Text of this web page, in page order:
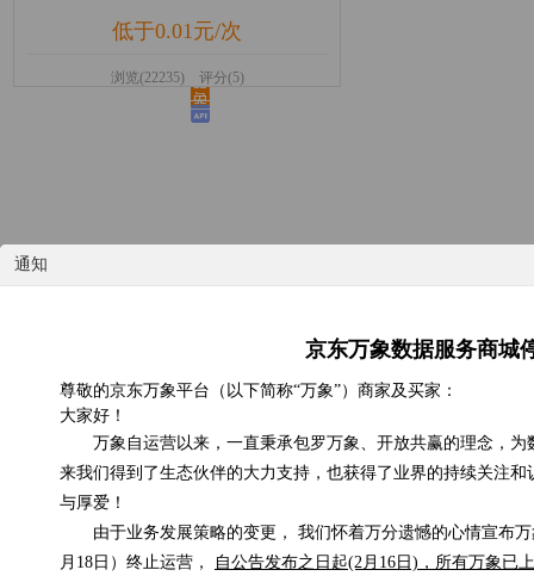
通知
京东万象数据服务商城
尊敬的京东万象平台（以下简称“万象”）商家及买家：
大家好！
万象自运营以来，一直秉承包罗万象、开放共赢的理念，
来我们得到了生态伙伴的大力支持，也获得了业界的持续关注
与厚爱！
由于业务发展策略的变更， 我们怀着万分遗憾的心情宣布
月18日）终止运营，
自公告发布之日起(2月16日)，所有万象已
低于0.01元/次
浏览(22235) 评分(5)
国内天气实况
浏览(575) 评分(4)